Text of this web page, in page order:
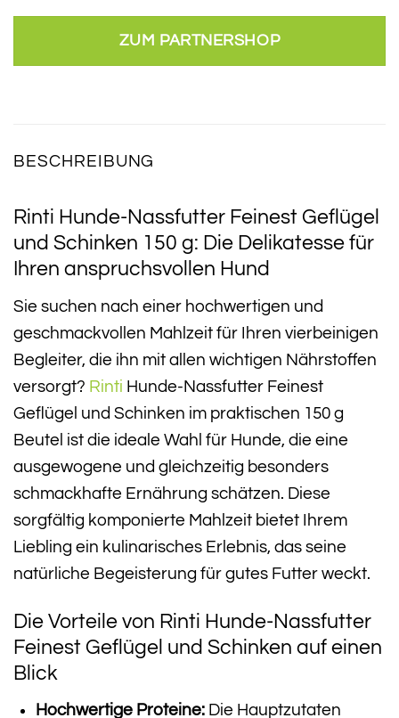
ZUM PARTNERSHOP
BESCHREIBUNG
Rinti Hunde-Nassfutter Feinest Geflügel
und Schinken 150 g: Die Delikatesse für
Ihren anspruchsvollen Hund
Sie suchen nach einer hochwertigen und
geschmackvollen Mahlzeit für Ihren vierbeinigen
Begleiter, die ihn mit allen wichtigen Nährstoffen
versorgt? Rinti Hunde-Nassfutter Feinest
Geflügel und Schinken im praktischen 150 g
Beutel ist die ideale Wahl für Hunde, die eine
ausgewogene und gleichzeitig besonders
schmackhafte Ernährung schätzen. Diese
sorgfältig komponierte Mahlzeit bietet Ihrem
Liebling ein kulinarisches Erlebnis, das seine
natürliche Begeisterung für gutes Futter weckt.
Die Vorteile von Rinti Hunde-Nassfutter
Feinest Geflügel und Schinken auf einen
Blick
Hochwertige Proteine:Die Hauptzutaten